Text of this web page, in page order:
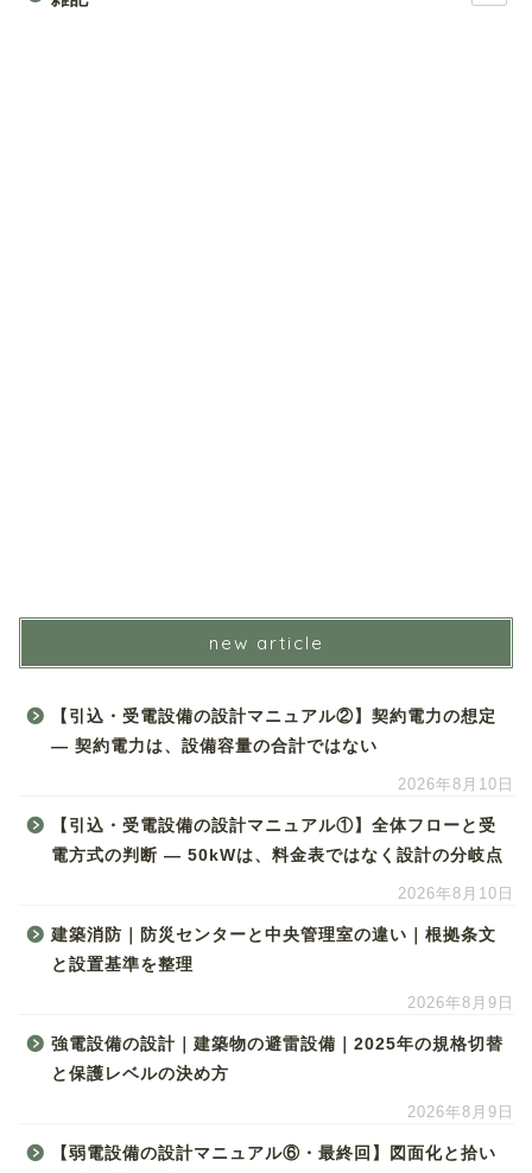
new article
【引込・受電設備の設計マニュアル②】契約電力の想定
― 契約電力は、設備容量の合計ではない
2026年8月10日
【引込・受電設備の設計マニュアル①】全体フローと受
電方式の判断 ― 50kWは、料金表ではなく設計の分岐点
2026年8月10日
建築消防｜防災センターと中央管理室の違い｜根拠条文
と設置基準を整理
2026年8月9日
強電設備の設計｜建築物の避雷設備｜2025年の規格切替
と保護レベルの決め方
2026年8月9日
【弱電設備の設計マニュアル⑥・最終回】図面化と拾い